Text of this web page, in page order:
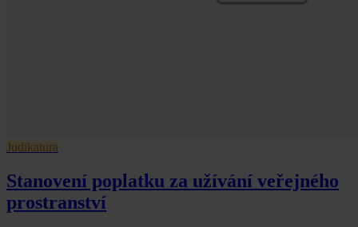
Judikatura
Stanovení poplatku za užívání veřejného
prostranství